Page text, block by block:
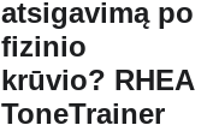
atsigavimą po
fizinio
krūvio? RHEA
ToneTrainer